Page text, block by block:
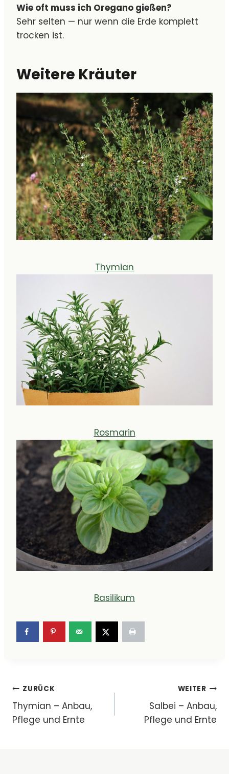
Wie oft muss ich Oregano gießen?
Sehr selten — nur wenn die Erde komplett
trocken ist.
Weitere Kräuter
Thymian
Rosmarin
Basilikum
Beitragsnavigation
ZURÜCK
Thymian – Anbau,
Pflege und Ernte
WEITER
Salbei – Anbau,
Pflege und Ernte